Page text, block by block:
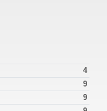
4
9
9